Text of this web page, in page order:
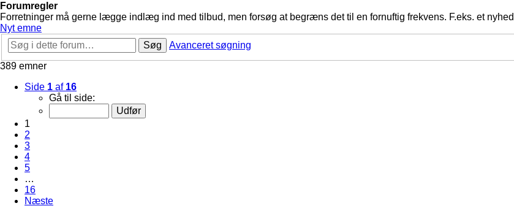
Forumregler
Forretninger må gerne lægge indlæg ind med tilbud, men forsøg at begræns det til en fornuftig frekvens. F.eks. et
Nyt emne
Søg
Avanceret søgning
389 emner
Side 1 af 16
Gå til side:
1
2
3
4
5
…
16
Næste